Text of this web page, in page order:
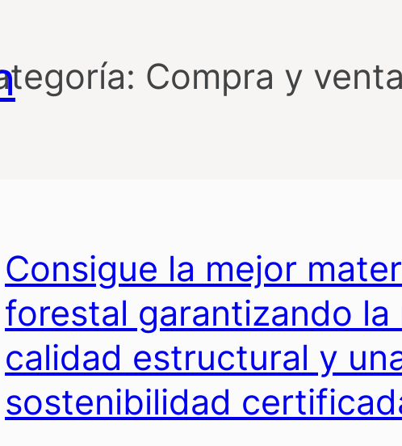
Compra y
Consigue la mejor
forestal garantizando la
calidad estructural y
sostenibilidad